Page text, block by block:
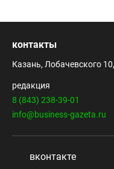
контакты
Казань, Лобачевского
редакция
8 (843) 238-39-01
info@business-gazeta.ru
вконтакте